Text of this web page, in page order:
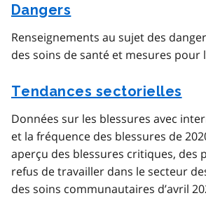
Dangers
Renseignements au sujet des
des soins de santé et mesures pour
Tendances sectorielles
Données sur les blessures avec
et la fréquence des blessures de
aperçu des blessures critiques, des
refus de travailler dans le secteur
des soins communautaires d’avril